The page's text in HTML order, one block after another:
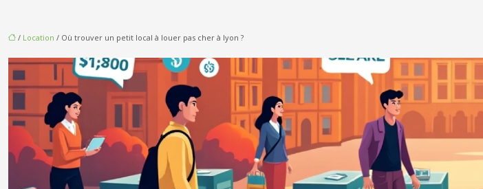
/ Location / Où trouver un petit local à louer pas cher à lyon ?